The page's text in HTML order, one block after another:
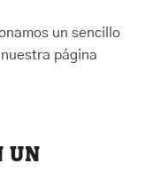
un sencillo
página
UN